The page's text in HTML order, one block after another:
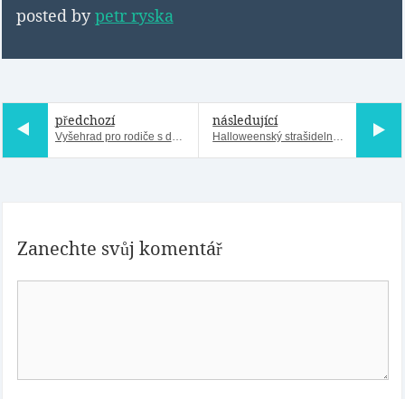
posted bypetr ryska
předchozí následující
Zanechte svůj komentář